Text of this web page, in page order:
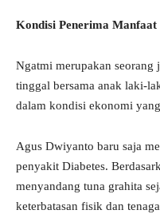
Kondisi Penerima Manfaat
Ngatmi merupakan seorang
tinggal bersama anak laki-
dalam kondisi ekonomi
Agus Dwiyanto baru saja
penyakit Diabetes.
menyandang tuna grahita
keterbatasan fisik dan